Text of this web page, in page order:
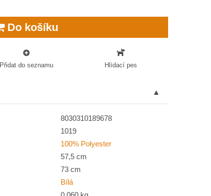
Do košíku
Přidat do seznamu Hlídací pes
8030310189678
1019
100% Polyester
57,5 cm
73 cm
Bílá